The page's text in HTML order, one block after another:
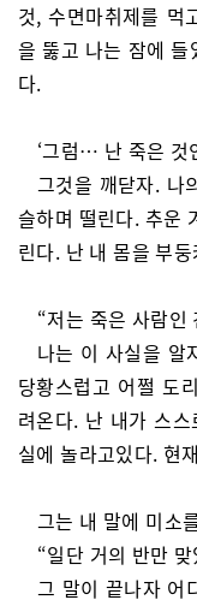
것, 수면마취제를 먹
을 뚫고 나는 잠에 들
다.
‘그럼… 난 죽은 것
그것을 깨닫자. 나
슬하며 떨린다. 추운
린다. 난 내 몸을 부
“저는 죽은 사람인
나는 이 사실을 알
당황스럽고 어쩔 도
려온다. 난 내가 스
실에 놀라고있다. 현
그는 내 말에 미소
“일단 거의 반만
그 말이 끝나자 어